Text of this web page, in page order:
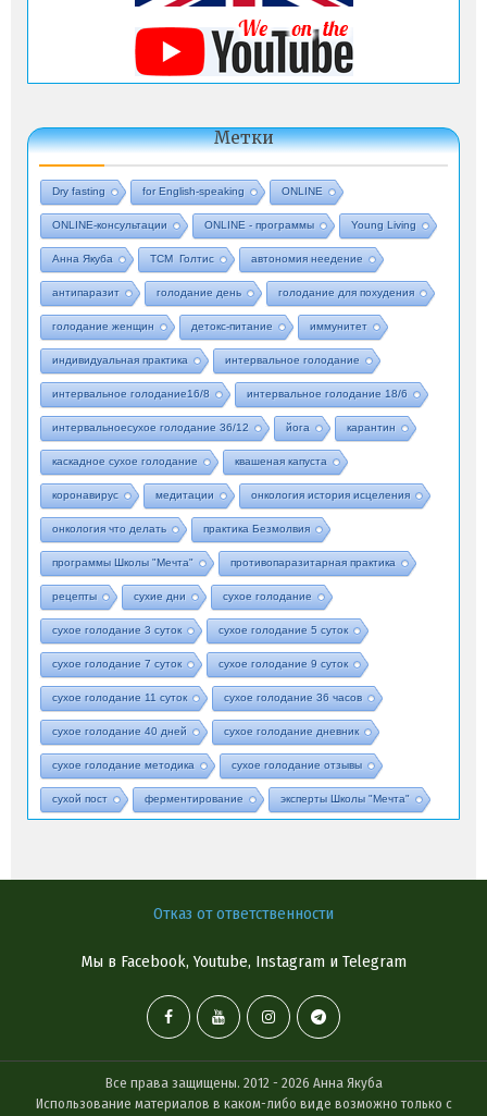
Метки
Dry fasting for English-speaking ONLINE
ONLINE-консультации ONLINE - программы Young Living
Анна Якуба ТСМ Голтис автономия неедение
антипаразит голодание день голодание для похудения
голодание женщин детокс-питание иммунитет
индивидуальная практика интервальное голодание
интервальное голодание16/8 интервальное голодание 18/6
интервальноесухое голодание 36/12 йога карантин
каскадное сухое голодание квашеная капуста
коронавирус медитации онкология история исцеления
онкология что делать практика Безмолвия
программы Школы "Мечта" противопаразитарная практика
рецепты сухие дни сухое голодание
сухое голодание 3 суток сухое голодание 5 суток
сухое голодание 7 суток сухое голодание 9 суток
сухое голодание 11 суток сухое голодание 36 часов
сухое голодание 40 дней сухое голодание дневник
сухое голодание методика сухое голодание отзывы
сухой пост ферментирование эксперты Школы "Мечта"
Отказ от ответственности
Мы в Facebook, Youtube, Instagram и Telegram
Все права защищены. 2012 - 2026 Анна Якуба
Использование материалов в каком-либо виде возможно только с